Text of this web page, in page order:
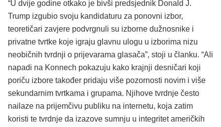
“U dvije godine otkako je bivši predsjednik Donald J.
Trump izgubio svoju kandidaturu za ponovni izbor,
teoretičari zavjere podvrgnuli su izborne dužnosnike i
privatne tvrtke koje igraju glavnu ulogu u izborima nizu
neobičnih tvrdnji o prijevarama glasača”, stoji u članku. “Ali
napadi na Konnech pokazuju kako krajnji desničari koji
poriču izbore također pridaju više pozornosti novim i više
sekundarnim tvrtkama i grupama. Njihove tvrdnje često
nailaze na prijemčivu publiku na internetu, koja zatim
koristi te tvrdnje da izazove sumnju u integritet američkih